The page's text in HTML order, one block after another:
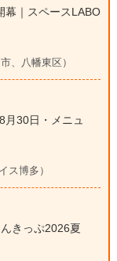
幕｜スペースLABO
、八幡東区）
30日・メニュ
ス博多）
きっぷ2026夏